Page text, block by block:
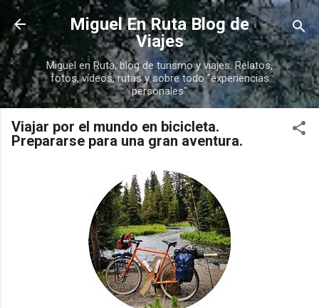
Ir al contenido principal
Miguel En Ruta Blog de
Viajes
Miguel en Ruta, blog de turismo y viajes. Relatos,
fotos, vídeos, rutas y sobre todo "experiencias
personales"
Viajar por el mundo en bicicleta.
Prepararse para una gran aventura.